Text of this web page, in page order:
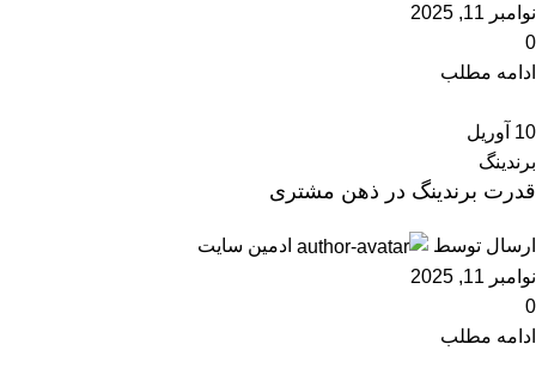
نوامبر 11, 2025
0
ادامه مطلب
10 آوریل
برندینگ
قدرت برندینگ در ذهن مشتری
ارسال توسط
ادمین سایت
نوامبر 11, 2025
0
ادامه مطلب